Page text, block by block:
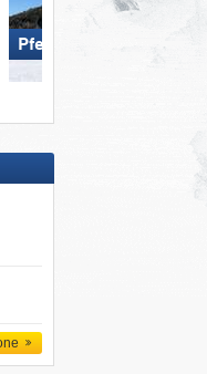
Pfelders